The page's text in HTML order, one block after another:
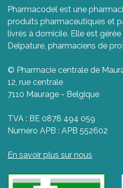
Pharmacodel est une
produits pharmaceutiques et
livrés à domicile. Elle est
Delpature, pharmaciens de
© Pharmacie centrale de
12, rue centrale
7110 Maurage - Belgique
TVA : BE 0878 494 059
Numéro APB : APB 552602
En savoir plus sur nous